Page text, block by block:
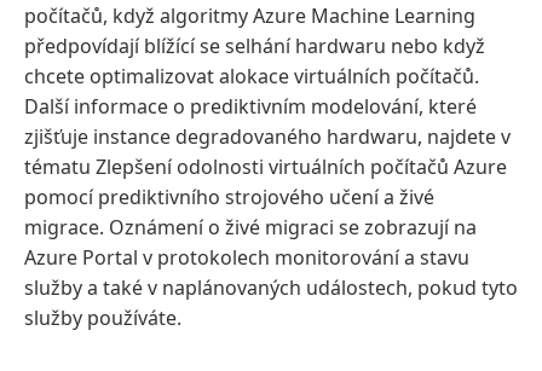
počítačů, když algoritmy Azure Machine Learning
předpovídají blížící se selhání hardwaru nebo když
chcete optimalizovat alokace virtuálních počítačů.
Další informace o prediktivním modelování, které
zjišťuje instance degradovaného hardwaru, najdete v
tématu Zlepšení odolnosti virtuálních počítačů Azure
pomocí prediktivního strojového učení a živé
migrace. Oznámení o živé migraci se zobrazují na
Azure Portal v protokolech monitorování a stavu
služby a také v naplánovaných událostech, pokud tyto
služby používáte.